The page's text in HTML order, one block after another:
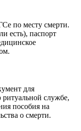
по месту смерти.
есть), паспорт
для
ритуальной службе,
пособия на
о смерти.